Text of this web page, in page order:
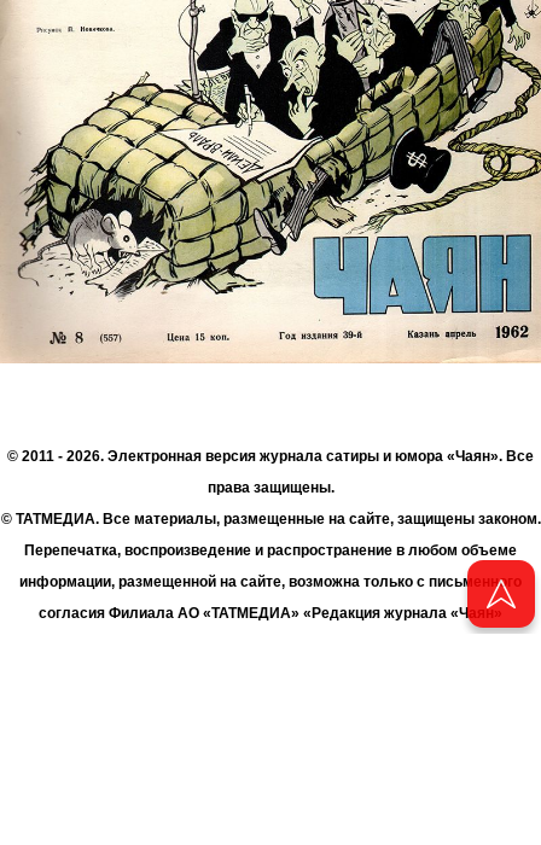
© 2011 - 2026. Электронная версия журнала сатиры и юмора «Чаян». Все
права защищены.
© ТАТМЕДИА. Все материалы, размещенные на сайте, защищены законом.
Перепечатка, воспроизведение и распространение в любом объеме
информации, размещенной на сайте, возможна только с письменного
согласия Филиала АО «ТАТМЕДИА» «Редакция журнала «Чаян»